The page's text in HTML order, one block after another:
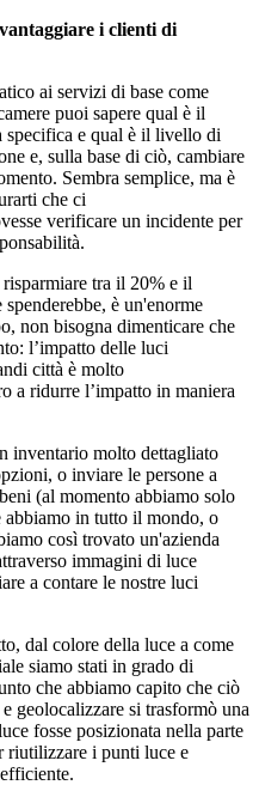
i clienti di
ai servizi di base come
puoi sapere qual è il
specifica e qual è il livello di
e, sulla base di ciò, cambiare
Sembra semplice, ma è
che ci
verificare un incidente per
tra il 20% e il
è un'enorme
non bisogna dimenticare che
l’impatto delle luci
città è molto
a ridurre l’impatto in maniera
inventario molto dettagliato
o inviare le persone a
(al momento abbiamo solo
in tutto il mondo, o
così trovato un'azienda
immagini di luce
a contare le nostre luci
dal colore della luce a come
siamo stati in grado di
che abbiamo capito che ciò
geolocalizzare si trasformò una
fosse posizionata nella parte
riutilizzare i punti luce e